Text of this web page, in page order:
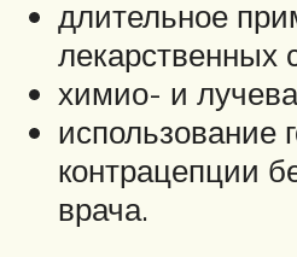
длительное
лекарственных
химио- и
использование
контрацепции
врача.